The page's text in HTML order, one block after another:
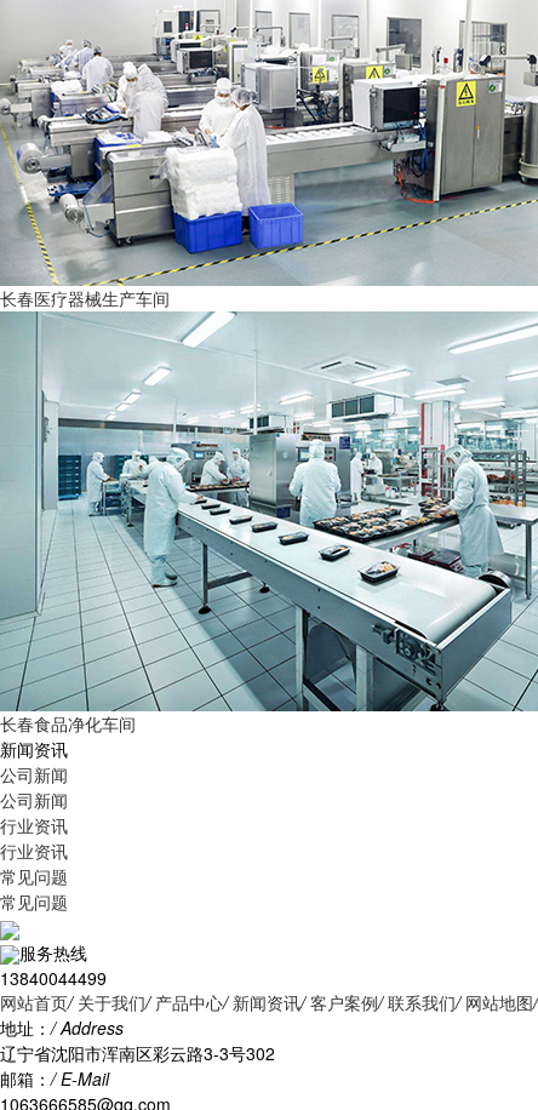
长春医疗器械生产车间
长春食品净化车间
新闻资讯
公司新闻
公司新闻
行业资讯
行业资讯
常见问题
常见问题
服务热线
13840044499
网站首页/ 关于我们/ 产品中心/ 新闻资讯/ 客户案例/ 联系我们/ 网站地图/
地址：/ Address
辽宁省沈阳市浑南区彩云路3-3号302
邮箱：/ E-Mail
1063666585@qq.com